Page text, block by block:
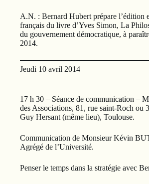
A.N. : Bernard Hubert prépare l’édition
français du livre d’Yves Simon, La
du gouvernement démocratique, à
2014.
Jeudi 10 avril 2014
17 h 30 – Séance de communication –
des Associations, 81, rue saint-Roch ou
Guy Hersant (même lieu), Toulouse.
Communication de Monsieur Kévin
Agrégé de l’Université.
Penser le temps dans la stratégie avec